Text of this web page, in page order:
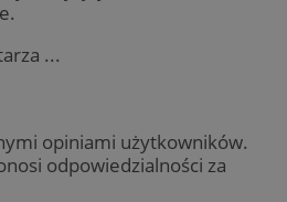
...
opiniami użytkowników.
odpowiedzialności za